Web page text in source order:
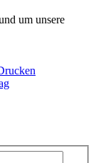
um unsere